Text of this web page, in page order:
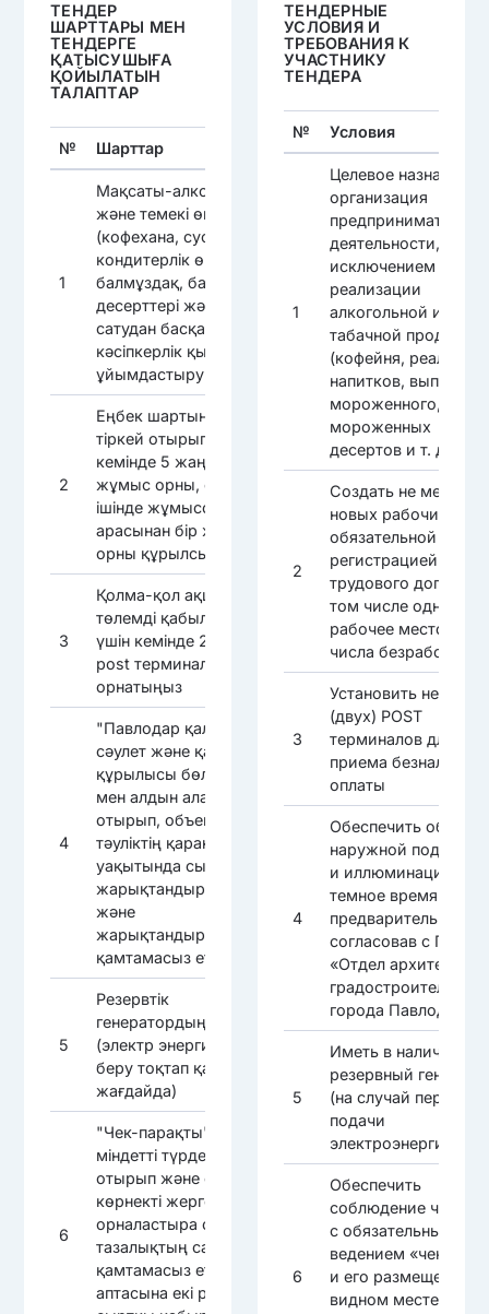
ТЕНДЕР
ШАРТТАРЫ МЕН
ТЕНДЕРГЕ
ҚАТЫСУШЫҒА
ҚОЙЫЛАТЫН
ТАЛАПТАР
№ Шарттар
1
Мақсаты-алкоголь
және темекі өнімдерін
(кофехана, сусындар,
кондитерлік өнімдер,
балмұздақ, балмұздақ
десерттері және т. б.)
сатудан басқа
кәсіпкерлік қызметті
ұйымдастыру
2
Еңбек шартын міндетті
тіркей отырып,
кемінде 5 жаңа
жұмыс орны, оның
ішінде жұмыссыздар
арасынан бір жұмыс
орны құрылсын
3
Қолма-қол ақшасыз
төлемді қабылдау
үшін кемінде 2 (екі)
post терминалын
орнатыңыз
4
"Павлодар қаласының
сәулет және қала
құрылысы бөлімі"ММ-
мен алдын ала келісе
отырып, объектіні
тәуліктің қараңғы
уақытында сыртқы
жарықтандырумен
және
жарықтандырумен
қамтамасыз ету
5
Резервтік
генератордың болуы
(электр энергиясын
беру тоқтап қалған
жағдайда)
6
"Чек-парақты"
міндетті түрде жүргізе
отырып және оны
көрнекті жерге
орналастыра отырып,
тазалықтың сақталуын
қамтамасыз ету: -
аптасына екі рет
ТЕНДЕРНЫЕ
УСЛОВИЯ И
ТРЕБОВАНИЯ К
УЧАСТНИКУ
ТЕНДЕРА
№ Условия
1
Целевое назначение
организация
деятельности, за
исключением
реализации
алкогольной и
табачной
(кофейня,
напитков, выпечки,
мороженного,
мороженных
десертов и т. д.)
2
Создать не менее 5
новых рабочих
обязательной
регистрацией
трудового
том числе одно
рабочее место из
числа безработных
3
Установить не
(двух) POST
терминалов для
приема
оплаты
4
Обеспечить объект
наружной
и иллюминацией в
темное время суток,
предварительно
согласовав с ГУ
«Отдел
градостроительства
города Павлодара»
5
Иметь в наличии
резервный
(на случай перебоев
подачи
электроэнергии)
6
Обеспечить
соблюдение
с обязательным
ведением «чек-
и его размещением
видном месте: -